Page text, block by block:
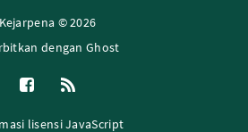
Kejarpena © 2026
denganGhost
lisensi JavaScript